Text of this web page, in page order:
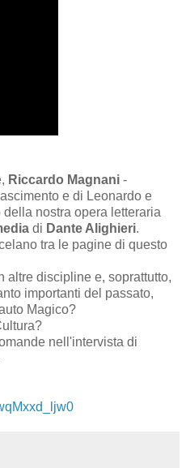
Riccardo Magnani -
e di Leonardo e
nostra opera letteraria
di Dante Alighieri.
tra le pagine di questo
altre discipline e, soprattutto,
importanti del passato,
Magico?
nell'intervista di